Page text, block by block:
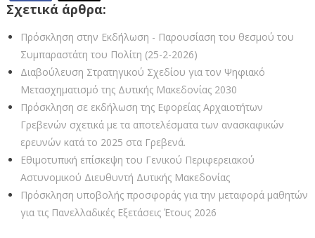
Σχετικά άρθρα:
Πρόσκληση στην Εκδήλωση - Παρουσίαση του θεσμού του
Συμπαραστάτη του Πολίτη (25-2-2026)
Διαβούλευση Στρατηγικού Σχεδίου για τον Ψηφιακό
Μετασχηματισμό της Δυτικής Μακεδονίας 2030
Πρόσκληση σε εκδήλωση της Εφορείας Αρχαιοτήτων
Γρεβενών σχετικά με τα αποτελέσματα των ανασκαφικών
ερευνών κατά το 2025 στα Γρεβενά.
Εθιμοτυπική επίσκεψη του Γενικού Περιφερειακού
Αστυνομικού Διευθυντή Δυτικής Μακεδονίας
Πρόσκληση υποβολής προσφοράς για την μεταφορά μαθητών
για τις Πανελλαδικές Εξετάσεις Έτους 2026